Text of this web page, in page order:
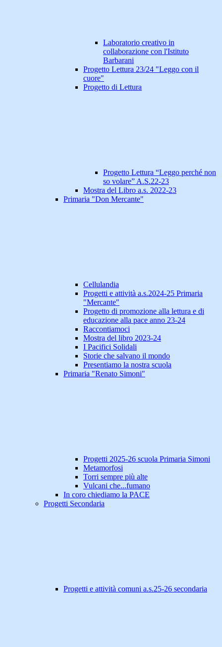
Laboratorio creativo in
collaborazione con l'Istituto
Barbarani
Progetto Lettura 23/24 "Leggo con il
cuore"
Progetto di Lettura
Progetto Lettura “Leggo perché non
so volare” A.S.22-23
Mostra del Libro a.s. 2022-23
Primaria "Don Mercante"
Cellulandia
Progetti e attività a.s.2024-25 Primaria
"Mercante"
Progetto di promozione alla lettura e di
educazione alla pace anno 23-24
Raccontiamoci
Mostra del libro 2023-24
I Pacifici Solidali
Storie che salvano il mondo
Presentiamo la nostra scuola
Primaria "Renato Simoni"
Progetti 2025-26 scuola Primaria Simoni
Metamorfosi
Torri sempre più alte
Vulcani che...fumano
In coro chiediamo la PACE
Progetti Secondaria
Progetti e attività comuni a.s.25-26 secondaria